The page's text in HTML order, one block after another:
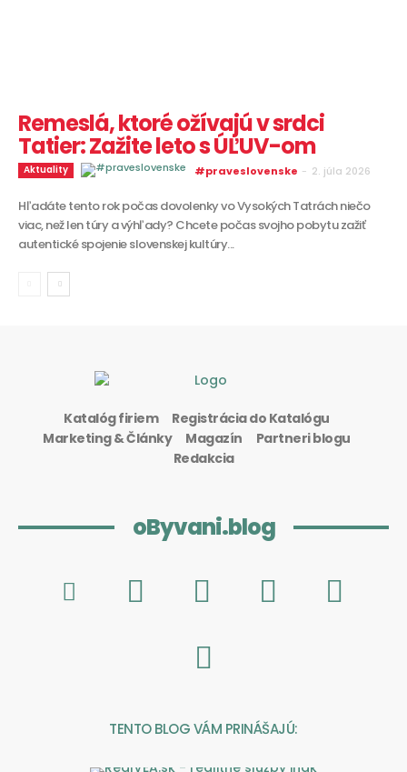
Remeslá, ktoré ožívajú v srdci
Tatier: Zažite leto s ÚĽUV-om
Aktuality #praveslovenske - 2. júla 2026
Hľadáte tento rok počas dovolenky vo Vysokých Tatrách niečo
viac, než len túry a výhľady? Chcete počas svojho pobytu zažiť
autentické spojenie slovenskej kultúry...
Katalóg firiem
Registrácia do Katalógu
Marketing & Články
Magazín
Partneri blogu
Redakcia
oByvani.blog
TENTO BLOG VÁM PRINÁŠAJÚ: